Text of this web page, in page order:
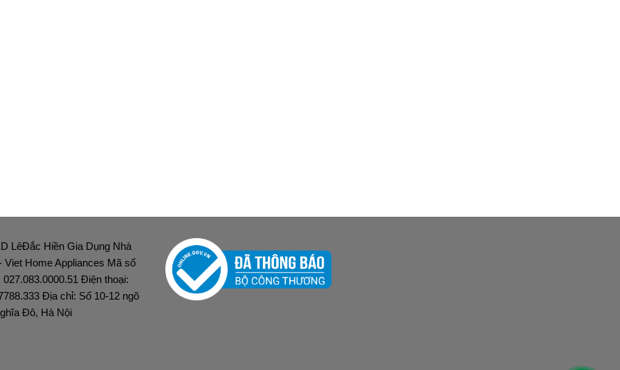
LêĐắc Hiền Gia Dụng Nhà
Viet Home Appliances Mã số
027.083.0000.51 Điện thoại:
Địa chỉ: Số 10-12 ngõ
Đô, Hà Nội